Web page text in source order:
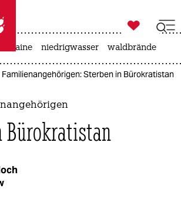
taz zahl ich
taz zahl ich

taz zahl ich
ukraine niedrigwasser waldbrände
Familienangehörigen: Sterben in Bürokratistan
Bürokratistan